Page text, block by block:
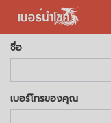
ชื่อ
เบอร์โทรของคุณ